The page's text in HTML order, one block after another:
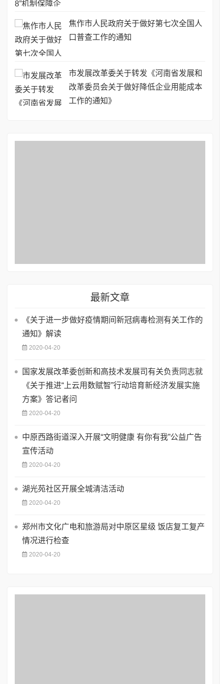
焦作市人民政府关于做好第七次全国人
口普查工作的通知
市发展改革委关于转发《河南省发展和
改革委员会关于做好降低企业用能成本
工作的通知》
最新文章
《关于进一步做好疫情期间新冠病毒检测有关工作的
通知》解读
2020-04-20
国家发展改革委创新和高技术发展司有关负责同志就
《关于推进“上云用数赋智”行动培育新经济发展实施
方案》答记者问
2020-04-20
中原西路街道深入开展“文明健康 有你有我”公益广告
宣传活动
2020-04-20
湖光苑社区开展全城清洁活动
2020-04-20
郑州市文化广电和旅游局对中原区星级 饭店复工复产
情况进行检查
2020-04-20